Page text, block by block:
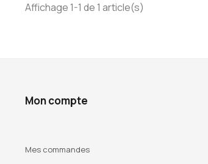
Affichage 1-1 de 1 article(s)
Mon compte
Mes commandes